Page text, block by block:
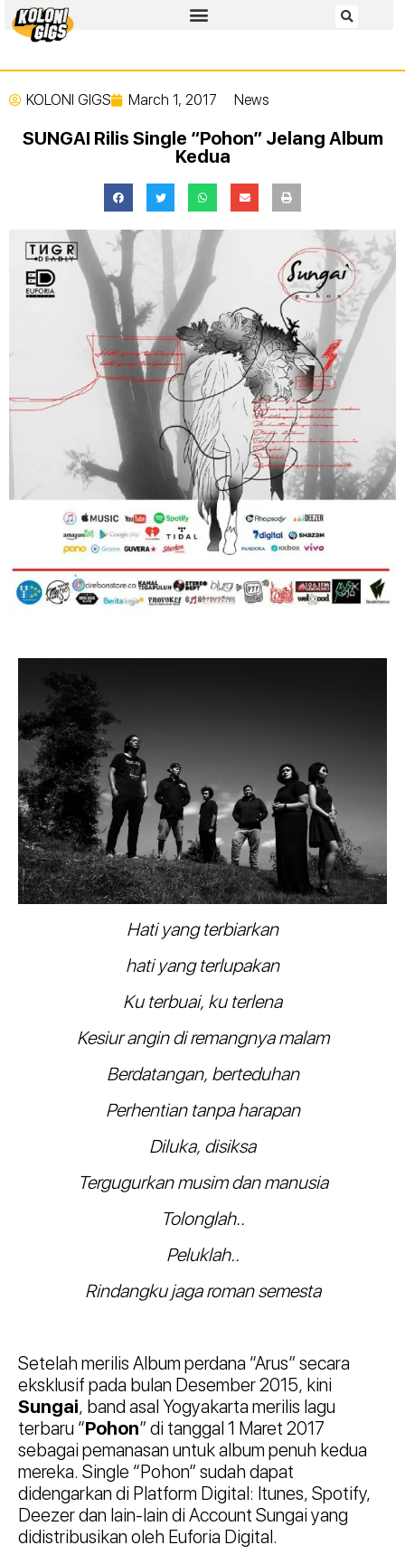
KOLONI GIGS March 1, 2017 News
SUNGAI Rilis Single “Pohon” Jelang Album
Kedua
Hati yang terbiarkan
hati yang terlupakan
Ku terbuai, ku terlena
Kesiur angin di remangnya malam
Berdatangan, berteduhan
Perhentian tanpa harapan
Diluka, disiksa
Tergugurkan musim dan manusia
Tolonglah..
Peluklah..
Rindangku jaga roman semesta
Setelah merilis Album perdana “Arus” secara
eksklusif pada bulan Desember 2015, kini
Sungai, band asal Yogyakarta merilis lagu
terbaru “Pohon” di tanggal 1 Maret 2017
sebagai pemanasan untuk album penuh kedua
mereka. Single “Pohon” sudah dapat
didengarkan di Platform Digital: Itunes, Spotify,
Deezer dan lain-lain di Account Sungai yang
didistribusikan oleh Euforia Digital.